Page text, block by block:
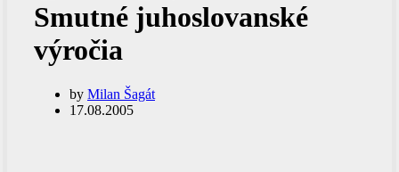
Smutné juhoslovanské
výročia
by Milan Šagát
17.08.2005